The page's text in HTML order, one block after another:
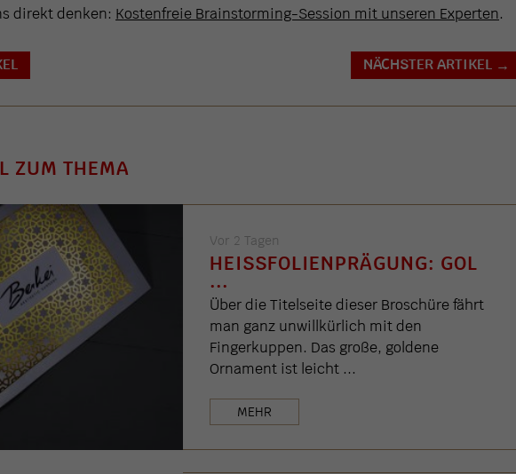
direkt denken: Kostenfreie Brainstorming-Session mit unseren Experten.
NÄCHSTER ARTIKEL →
ZUM THEMA
Vor 2 Tagen
HEISSFOLIENPRÄGUNG: GOL .
..
Über die Titelseite dieser Broschüre fährt
man ganz unwillkürlich mit den
Fingerkuppen. Das große, goldene
Ornament ist leicht ...
MEHR